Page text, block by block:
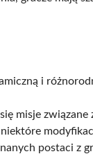
i
misje
postaci z